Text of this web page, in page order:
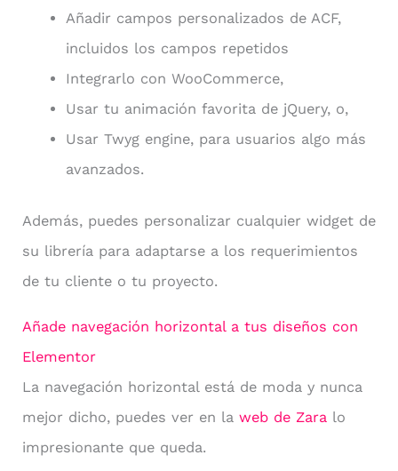
Añadir campos personalizados de ACF,
incluidos los campos repetidos
Integrarlo con WooCommerce,
Usar tu animación favorita de jQuery, o,
Usar Twyg engine, para usuarios algo más
avanzados.
Además, puedes personalizar cualquier widget de
su librería para adaptarse a los requerimientos
de tu cliente o tu proyecto.
Añade navegación horizontal a tus diseños con
Elementor
La navegación horizontal está de moda y nunca
mejor dicho, puedes ver en la web de Zara lo
impresionante que queda.